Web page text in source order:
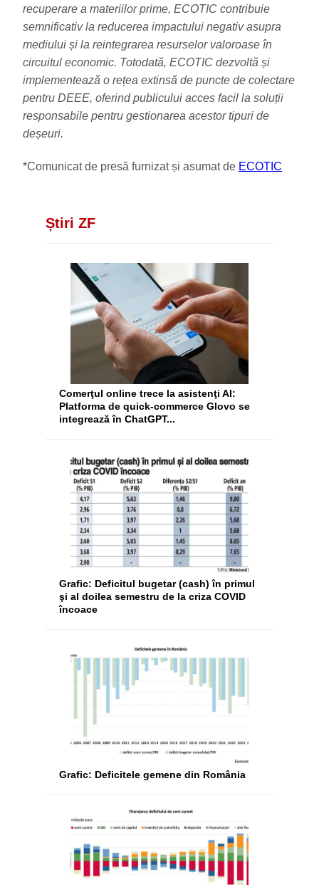
recuperare a materiilor prime, ECOTIC contribuie
semnificativ la reducerea impactului negativ asupra
mediului și la reintegrarea resurselor valoroase în
circuitul economic. Totodată, ECOTIC dezvoltă și
implementează o rețea extinsă de puncte de colectare
pentru DEEE, oferind publicului acces facil la soluții
responsabile pentru gestionarea acestor tipuri de
deșeuri.
*Comunicat de presă furnizat și asumat de ECOTIC
Știri ZF
Comerţul online trece la asistenţi AI:
Platforma de quick-commerce Glovo se
integrează în ChatGPT...
Grafic: Deficitul bugetar (cash) în primul
şi al doilea semestru de la criza COVID
încoace
Grafic: Deficitele gemene din România